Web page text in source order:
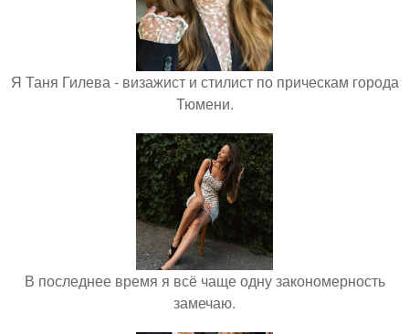
Я Таня Гилева - визажист и стилист по прическам города
Тюмени.
В последнее время я всё чаще одну закономерность
замечаю.